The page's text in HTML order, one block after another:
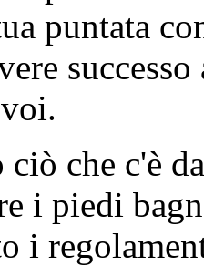
puntata
ciò che c'è
i piedi
i